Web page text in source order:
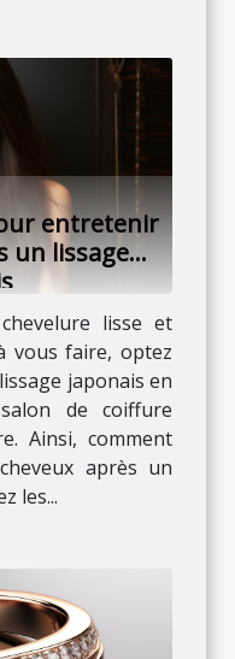
entretenir
un lissage
lisse et
vous faire, optez
japonais en
de coiffure
Ainsi, comment
après un
les...